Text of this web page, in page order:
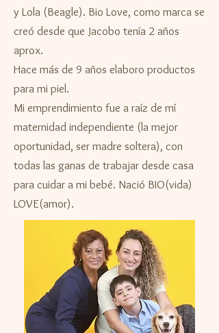
y Lola (Beagle). Bio Love, como marca se
creó desde que Jacobo tenía 2 años
aprox.
Hace más de 9 años elaboro productos
para mi piel.
Mi emprendimiento fue a raíz de mí
maternidad independiente (la mejor
oportunidad, ser madre soltera), con
todas las ganas de trabajar desde casa
para cuidar a mi bebé. Nació BIO(vida)
LOVE(amor).